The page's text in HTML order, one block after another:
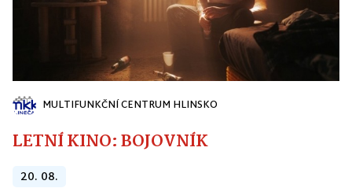
MULTIFUNKČNÍ CENTRUM HLINSKO
LETNÍ KINO: BOJOVNÍK
20. 08.